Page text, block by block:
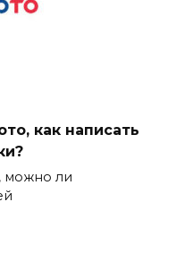
как написать
можно ли